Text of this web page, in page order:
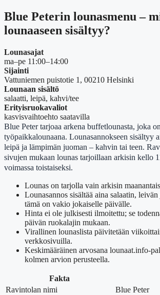
Blue Peterin lounasmenu –
lounaaseen sisältyy?
Lounasajat
ma–pe 11:00–14:00
Sijainti
Vattuniemen puistotie 1, 00210 Helsinki
Lounaan sisältö
salaatti, leipä, kahvi/tee
Erityisruokavaliot
kasvisvaihtoehto saatavilla
Blue Peter tarjoaa arkena buffetlounasta, joka
työpaikkalounaana. Lounasannokseen sisältyy
leipä ja lämpimän juoman – kahvin tai teen.
sivujen mukaan lounas tarjoillaan arkisin kello
voimassa toistaiseksi.
Lounas on tarjolla vain arkisin
Lounasannos sisältää aina salaatin,
tämä on vakio jokaiselle päivälle.
Hinta ei ole julkisesti ilmoitettu; se
päivän ruokalajin mukaan.
Virallinen lounaslista päivitetään
verkkosivuilla.
Keskimääräinen arvosana lounaat.info-
kolmen arvion perusteella.
Fakta
Ravintolan nimi
Blue Peter